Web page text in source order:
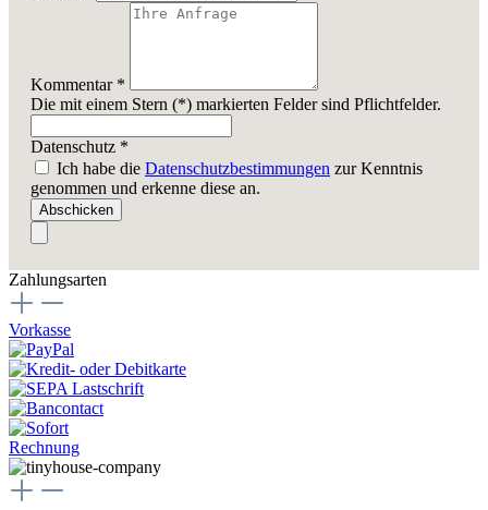
Kommentar *
Die mit einem Stern (*) markierten Felder sind Pflichtfelder.
Datenschutz *
Ich habe die Datenschutzbestimmungen zur Kenntnis
genommen und erkenne diese an.
Abschicken
Zahlungsarten
Vorkasse
Rechnung